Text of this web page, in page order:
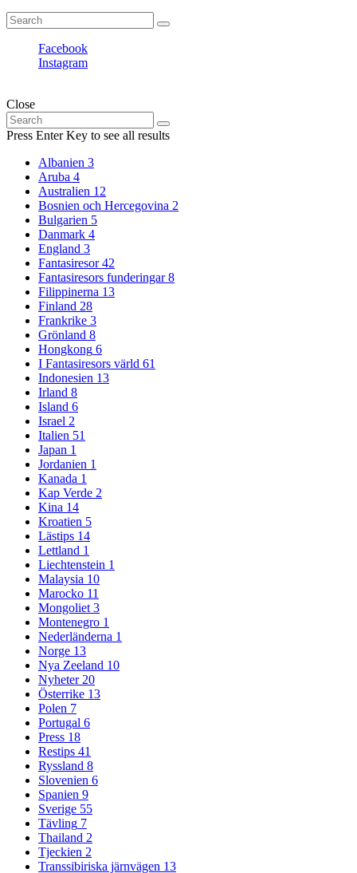
Search
for:
Search
Facebook
Instagram
Close
Search
for:
Search
Press Enter Key to see all results
Albanien 3
Aruba 4
Australien 12
Bosnien och Hercegovina 2
Bulgarien 5
Danmark 4
England 3
Fantasiresor 42
Fantasiresors funderingar 8
Filippinerna 13
Finland 28
Frankrike 3
Grönland 8
Hongkong 6
I Fantasiresors värld 61
Indonesien 13
Irland 8
Island 6
Israel 2
Italien 51
Japan 1
Jordanien 1
Kanada 1
Kap Verde 2
Kina 14
Kroatien 5
Lästips 14
Lettland 1
Liechtenstein 1
Malaysia 10
Marocko 11
Mongoliet 3
Montenegro 1
Nederländerna 1
Norge 13
Nya Zeeland 10
Nyheter 20
Österrike 13
Polen 7
Portugal 6
Press 18
Restips 41
Ryssland 8
Slovenien 6
Spanien 9
Sverige 55
Tävling 7
Thailand 2
Tjeckien 2
Transsibiriska järnvägen 13